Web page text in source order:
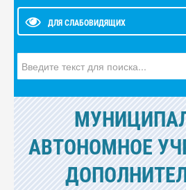
ДЛЯ СЛАБОВИДЯЩИХ
АВТОНОМНОЕ